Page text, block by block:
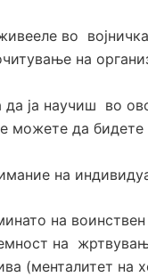
во
на
ја научиш во
можете да
на
на
на
(менталитет на